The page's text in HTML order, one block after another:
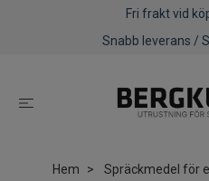
Fri frakt vid
Snabb leverans /
Hem
Spräckmedel för